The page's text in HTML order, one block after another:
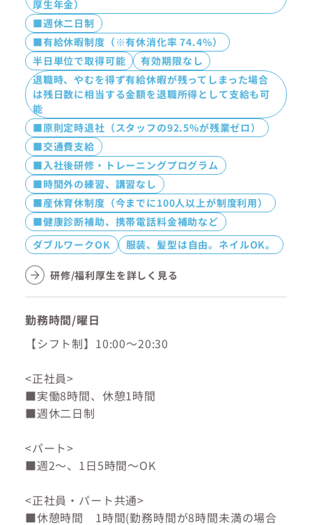
厚生年金）
■週休二日制
■有給休暇制度（※有休消化率 74.4%）
半日単位で取得可能
有効期限なし
退職時、やむを得ず有給休暇が残ってしまった場合
は残日数に相当する金額を退職所得として支給も可
能
■原則定時退社（スタッフの92.5%が残業ゼロ）
■交通費支給
■入社後研修・トレーニングプログラム
■時間外の練習、講習なし
■産休育休制度（今までに100人以上が制度利用）
■健康診断補助、携帯電話料金補助など
ダブルワークOK
服装、髪型は自由。ネイルOK。
研修/福利厚生を詳しく見る
勤務時間/曜日
【シフト制】10:00～20:30
<正社員>
■実働8時間、休憩1時間
■週休二日制
<パート>
■週2～、1日5時間～OK
<正社員・パート共通>
■休憩時間 1時間(勤務時間が8時間未満の場合